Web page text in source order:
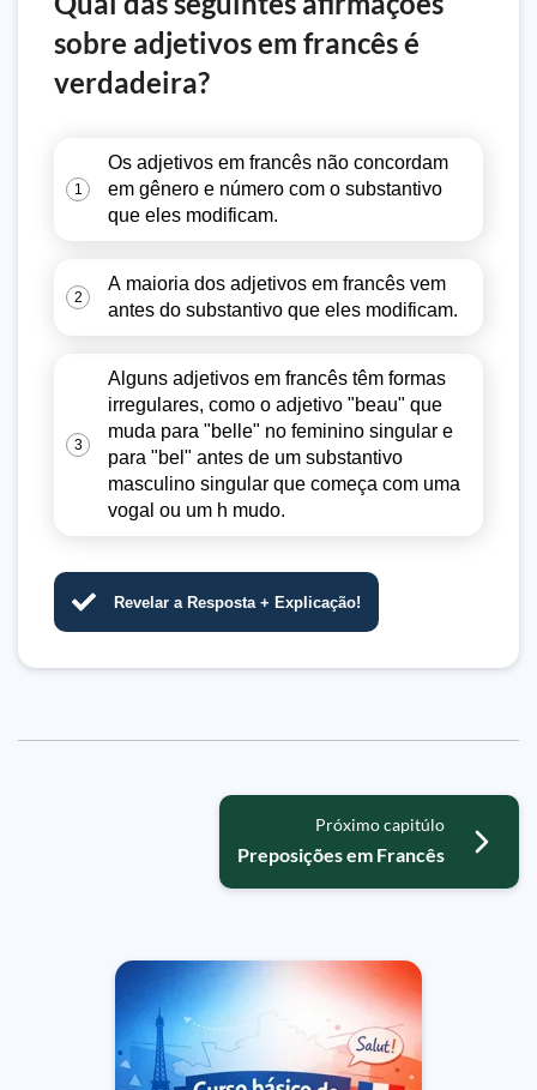
sobre adjetivos em francês é
verdadeira?
1
Os adjetivos em francês não concordam
em gênero e número com o substantivo
que eles modificam.
2
A maioria dos adjetivos em francês vem
antes do substantivo que eles modificam.
3
Alguns adjetivos em francês têm formas
irregulares, como o adjetivo "beau" que
muda para "belle" no feminino singular e
para "bel" antes de um substantivo
masculino singular que começa com uma
vogal ou um h mudo.
Revelar a Resposta + Explicação!
Próximo capitúlo
Preposições em Francês